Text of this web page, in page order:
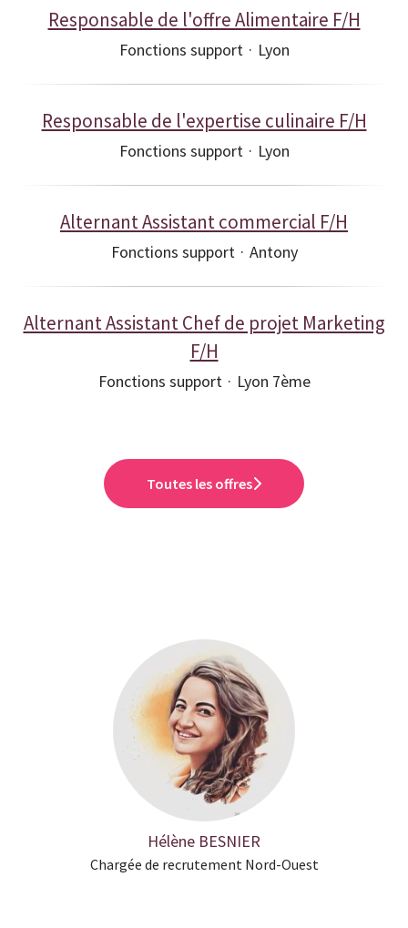
Responsable de l'offre Alimentaire F/H
Fonctions support · Lyon
Responsable de l'expertise culinaire F/H
Fonctions support · Lyon
Alternant Assistant commercial F/H
Fonctions support · Antony
Alternant Assistant Chef de projet Marketing
F/H
Fonctions support · Lyon 7ème
Toutes les offres
Hélène BESNIER
Chargée de recrutement Nord-Ouest